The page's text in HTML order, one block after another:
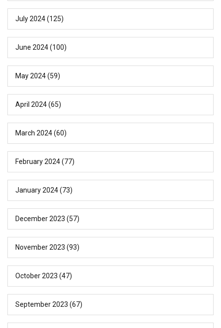
July 2024(125)
June 2024(100)
May 2024(59)
April 2024(65)
March 2024(60)
February 2024(77)
January 2024(73)
December 2023 (57)
November 2023 (93)
October 2023 (47)
September 2023 (67)